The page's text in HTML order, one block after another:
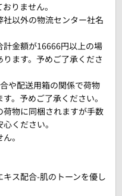
りません。
以外の物流センター社名
金額が16666円以上の場
ます。予めご了承くださ
や配送用箱の関係で荷物
。予めご了承ください。
物に同梱されますが手数
ください。
。
ス配合-肌のトーンを優し